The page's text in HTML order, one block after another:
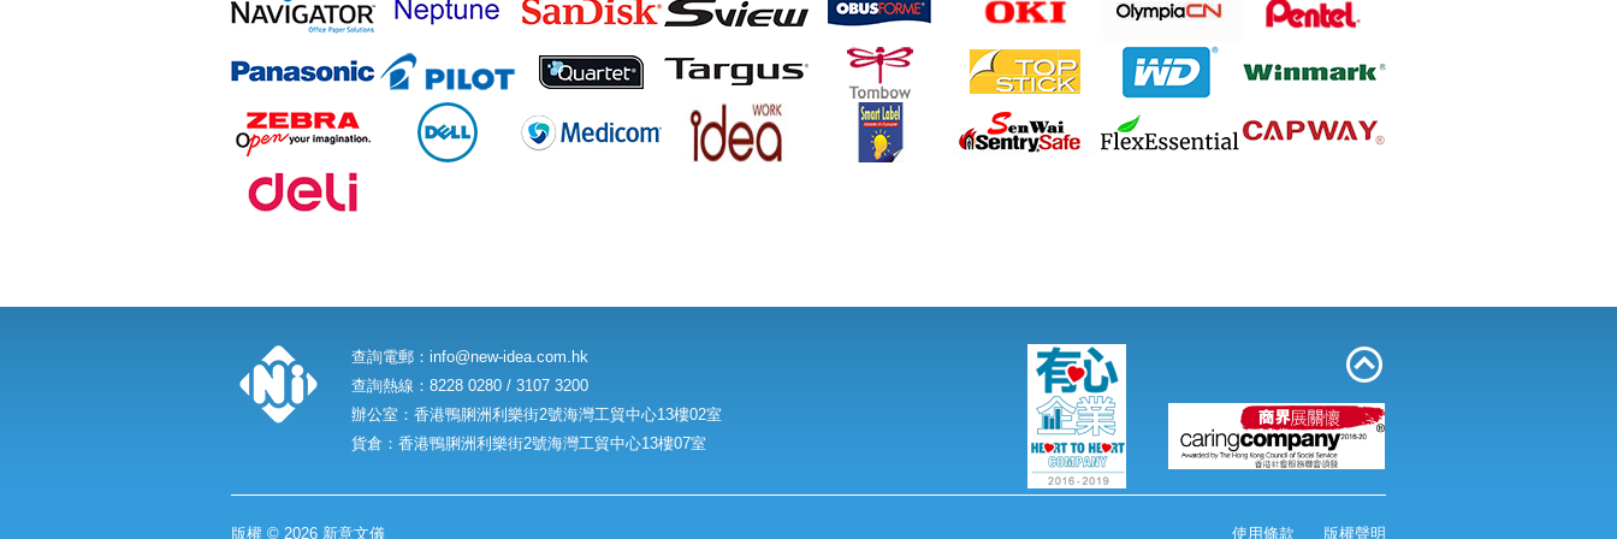
M&G 晨光 AEQ96703 高級粉粒狀碎紙
機 2毫米x6毫米 6張
Canon LBP6030W 鐳射打印機 A4
查詢電郵： info@new-idea.com.hk
查詢熱線：8228 0280 / 3107 3200
辦公室：香港鴨脷洲利樂街2號海灣工貿中心13樓02室
貨倉：香港鴨脷洲利樂街2號海灣工貿中心13樓07室
版權 © 2026 新意文儀 使用條款 版權聲明